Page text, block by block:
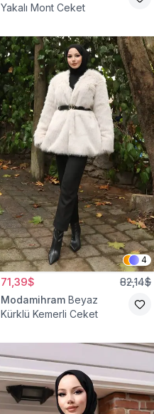
Yakalı Mont Ceket
4
71,39$ 82,14$
Modamihram Beyaz
Kürklü Kemerli Ceket